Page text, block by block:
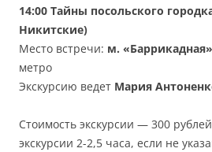
14:00 Тайны посольского
Никитские)
Место встречи: м. «Баррикадная»
метро
Экскурсию ведет Мария
Стоимость экскурсии — 300
экскурсии 2-2,5 часа, если не